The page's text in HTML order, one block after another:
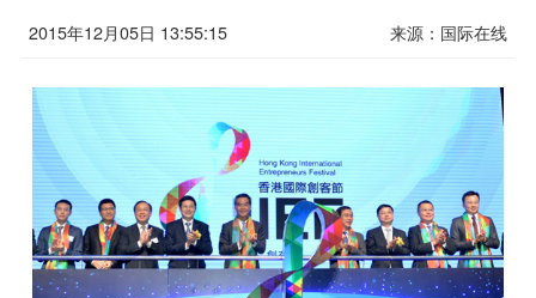
2015年12月05日 13:55:15 来源：国际在线